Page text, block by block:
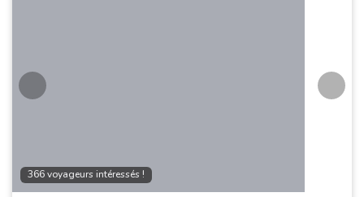
366 voyageurs intéressés !